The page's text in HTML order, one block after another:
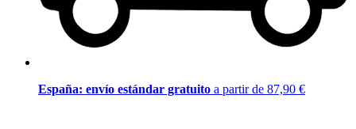
España: envío estándar gratuito a partir de 87,90 €